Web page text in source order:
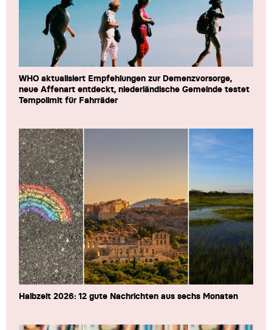
WHO aktualisiert Empfehlungen zur Demenzvorsorge,
neue Affenart entdeckt, niederländische Gemeinde testet
Tempolimit für Fahrräder
Halbzeit 2026: 12 gute Nachrichten aus sechs Monaten